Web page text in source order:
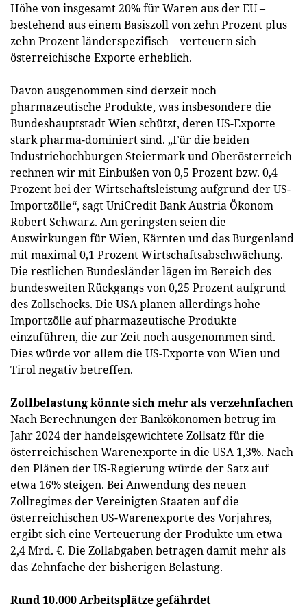
Höhe von insgesamt 20% für Waren aus der EU –
bestehend aus einem Basiszoll von zehn Prozent plus
zehn Prozent länderspezifisch – verteuern sich
österreichische Exporte erheblich.
Davon ausgenommen sind derzeit noch
pharmazeutische Produkte, was insbesondere die
Bundeshauptstadt Wien schützt, deren US-Exporte
stark pharma-dominiert sind. „Für die beiden
Industriehochburgen Steiermark und Oberösterreich
rechnen wir mit Einbußen von 0,5 Prozent bzw. 0,4
Prozent bei der Wirtschaftsleistung aufgrund der US-
Importzölle“, sagt UniCredit Bank Austria Ökonom
Robert Schwarz. Am geringsten seien die
Auswirkungen für Wien, Kärnten und das Burgenland
mit maximal 0,1 Prozent Wirtschaftsabschwächung.
Die restlichen Bundesländer lägen im Bereich des
bundesweiten Rückgangs von 0,25 Prozent aufgrund
des Zollschocks. Die USA planen allerdings hohe
Importzölle auf pharmazeutische Produkte
einzuführen, die zur Zeit noch ausgenommen sind.
Dies würde vor allem die US-Exporte von Wien und
Tirol negativ betreffen.
Zollbelastung könnte sich mehr als verzehnfachen
Nach Berechnungen der Bankökonomen betrug im
Jahr 2024 der handelsgewichtete Zollsatz für die
österreichischen Warenexporte in die USA 1,3%. Nach
den Plänen der US-Regierung würde der Satz auf
etwa 16% steigen. Bei Anwendung des neuen
Zollregimes der Vereinigten Staaten auf die
österreichischen US-Warenexporte des Vorjahres,
ergibt sich eine Verteuerung der Produkte um etwa
2,4 Mrd. €. Die Zollabgaben betragen damit mehr als
das Zehnfache der bisherigen Belastung.
Rund 10.000 Arbeitsplätze gefährdet